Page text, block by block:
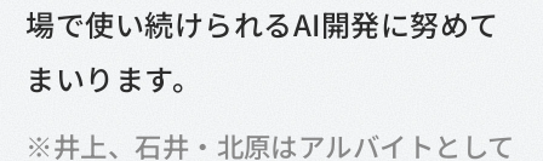
場で使い続けられるAI開発に努めて
まいります。
※井上、石井・北原はアルバイトとして